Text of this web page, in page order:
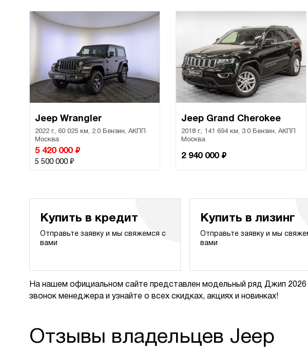
Jeep Wrangler
2022 г., 60 025 км, 2.0 Бензин, АКПП
Москва
5 420 000 ₽
5 500 000 ₽
Jeep Grand Cherokee
2018 г., 141 694 км, 3.0 Бензин, АКПП
Москва
2 940 000 ₽
Купить в кредит
Отправьте заявку и мы свяжемся с
вами
Купить в лизинг
Отправьте заявку и мы
вами
На нашем официальном сайте представлен модельный ряд Джип 2026
звонок менеджера и узнайте о всех скидках, акциях и новинках!
Отзывы владельцев Jeep